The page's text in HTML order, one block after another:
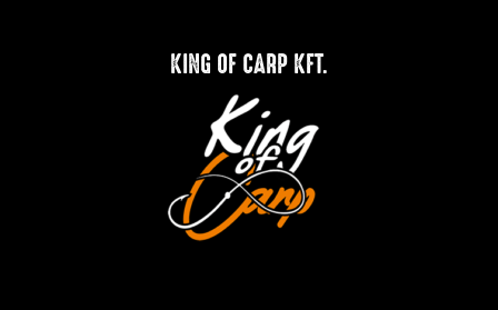
KING OF CARP KFT.